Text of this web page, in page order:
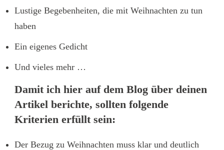
Lustige Begebenheiten, die mit Weihnachten zu tun
haben
Ein eigenes Gedicht
Und vieles mehr …
Damit ich hier auf dem Blog über deinen
Artikel berichte, sollten folgende
Kriterien erfüllt sein:
Der Bezug zu Weihnachten muss klar und deutlich